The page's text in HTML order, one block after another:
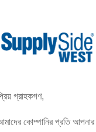
গ্রাহকগণ,
কোম্পানির প্রতি